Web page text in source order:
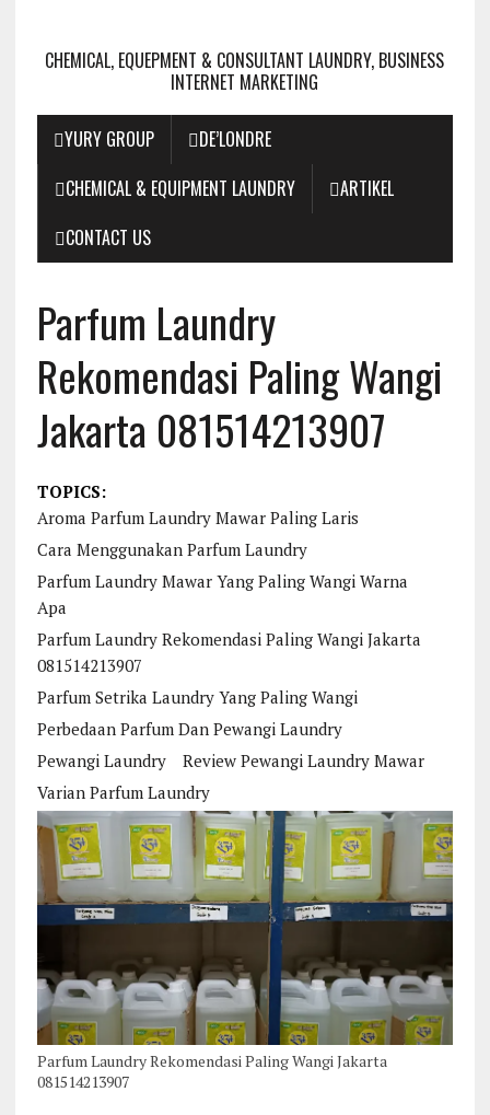
CHEMICAL, EQUEPMENT & CONSULTANT LAUNDRY, BUSINESS
INTERNET MARKETING
YURY GROUP
DE’LONDRE
CHEMICAL & EQUIPMENT LAUNDRY
ARTIKEL
CONTACT US
Parfum Laundry
Rekomendasi Paling Wangi
Jakarta 081514213907
TOPICS:
Aroma Parfum Laundry Mawar Paling Laris
Cara Menggunakan Parfum Laundry
Parfum Laundry Mawar Yang Paling Wangi Warna
Apa
Parfum Laundry Rekomendasi Paling Wangi Jakarta
081514213907
Parfum Setrika Laundry Yang Paling Wangi
Perbedaan Parfum Dan Pewangi Laundry
Pewangi Laundry
Review Pewangi Laundry Mawar
Varian Parfum Laundry
Parfum Laundry Rekomendasi Paling Wangi Jakarta
081514213907